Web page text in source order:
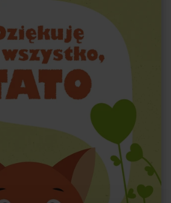
treść kartki, którą samodzielnie
tutaj zobaczysz słowa, które
wypłyną prosto z Twojego serca!
jak chcesz przekazać
swoją kartkę. Będziesz mieć
unikalnego linku do
kartki ze swoimi życzeniami w
PDF.
podpis <3